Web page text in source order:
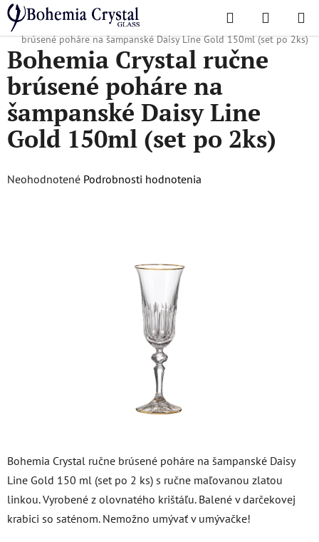
Prejsť
na
obsah
Hľadať
KOŠÍK
Domov
/ Obľúbené kolekcie / Daisy line gold
Bohemia Crystal ručne
brúsené poháre na šampanské Daisy Line Gold 150ml (set po 2ks)
Bohemia Crystal ručne brúsené poháre na šampanské Daisy
Line Gold 150 ml (set po 2 ks) s ručne maľovanou zlatou
linkou. Vyrobené z olovnatého krištáľu. Balené v darčekovej
krabici so saténom. Nemožno umývať v umývačke!
Bohemia Crystal ručne
brúsené poháre na
šampanské Daisy Line
Gold 150ml (set po 2ks)
Priemerné
Neohodnotené Podrobnosti hodnotenia